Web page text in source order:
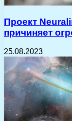
Проект
причиняет
25.08.2023